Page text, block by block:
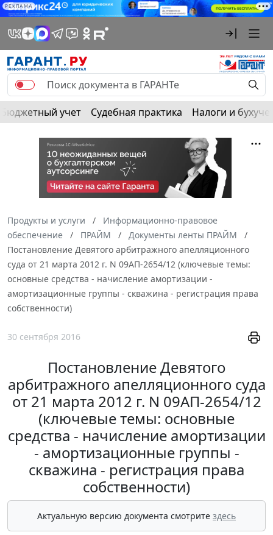
РЕКЛАМА
Бюджетный учет Судебная практика Налоги и
Продукты и услуги
Информационно-правовое
обеспечение
ПРАЙМ
Документы ленты ПРАЙМ
Постановление Девятого арбитражного апелляционного
суда от 21 марта 2012 г. N 09АП-2654/12 (ключевые темы:
основные средства - начисление амортизации -
амортизационные группы - скважина - регистрация права
собственности)
30 сентября 2016
Постановление Девятого
арбитражного апелляционного суда
от 21 марта 2012 г. N 09АП-2654/12
(ключевые темы: основные
средства - начисление амортизации
- амортизационные группы -
скважина - регистрация права
собственности)
Актуальную версию документа смотрите здесь